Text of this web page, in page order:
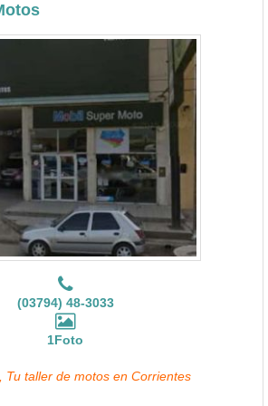
(03794) 48-3033
1Foto
Tu taller de motos en Corrientes